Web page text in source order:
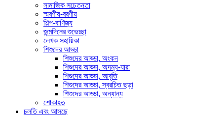
সামাজিক সচেতনতা
স্মরণীয়-বরণীয়
শিল্প-বাণিজ্য
জন্মদিনের শুভেচ্ছা
লেখক সহায়িকা
শিশুদের আড্ডা
শিশুদের আড্ডা, অংকন
শিশুদের আড্ডা, অদম্য-যারা
শিশুদের আড্ডা, আবৃতি
শিশুদের আড্ডা, স্বরচিত ছড়া
শিশুদের আড্ডা, অন্যান্য
শোকাহত
চলতি এবং আসছে